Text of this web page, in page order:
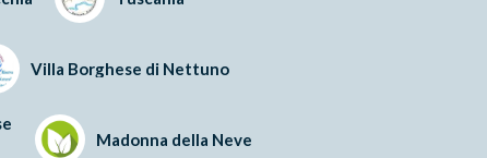
Villa Borghese di Nettuno
Madonna della Neve